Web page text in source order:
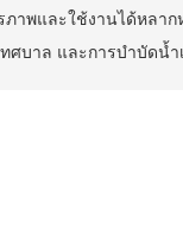
ภาพและใช้งานได้หลา
ศบาล และการบำบัดน้